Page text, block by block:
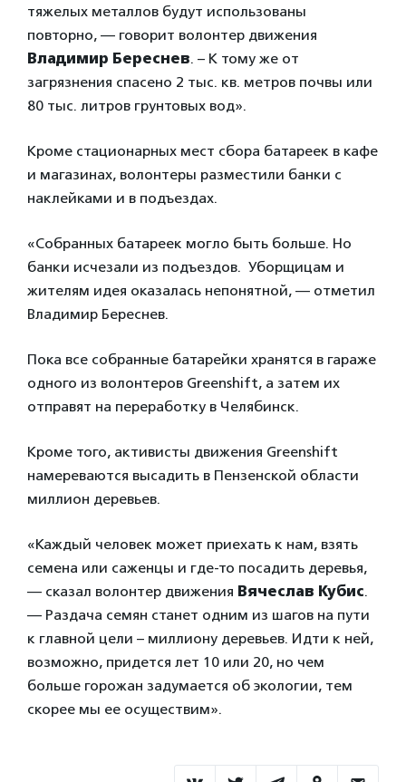
тяжелых металлов будут использованы
повторно, — говорит волонтер движения
Владимир Береснев. – К тому же от
загрязнения спасено 2 тыс. кв. метров почвы или
80 тыс. литров грунтовых вод».
Кроме стационарных мест сбора батареек в кафе
и магазинах, волонтеры разместили банки с
наклейками и в подъездах.
«Собранных батареек могло быть больше. Но
банки исчезали из подъездов. Уборщицам и
жителям идея оказалась непонятной, — отметил
Владимир Береснев.
Пока все собранные батарейки хранятся в гараже
одного из волонтеров Greenshift, а затем их
отправят на переработку в Челябинск.
Кроме того, активисты движения Greenshift
намереваются высадить в Пензенской области
миллион деревьев.
«Каждый человек может приехать к нам, взять
семена или саженцы и где-то посадить деревья,
— сказал волонтер движения Вячеслав Кубис.
— Раздача семян станет одним из шагов на пути
к главной цели – миллиону деревьев. Идти к ней,
возможно, придется лет 10 или 20, но чем
больше горожан задумается об экологии, тем
скорее мы ее осуществим».